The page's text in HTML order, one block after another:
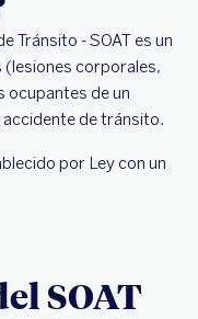
forma online?
BBVA?
Tránsito - SOAT es un
corporales,
ocupantes de un
accidente de tránsito.
por Ley con un
SOAT